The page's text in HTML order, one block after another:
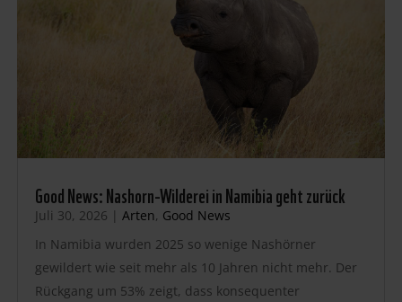
Good News: Nashorn-Wilderei in Namibia geht zurück
Juli 30, 2026 | Arten, Good News
In Namibia wurden 2025 so wenige Nashörner
gewildert wie seit mehr als 10 Jahren nicht mehr. Der
Rückgang um 53% zeigt, dass konsequenter